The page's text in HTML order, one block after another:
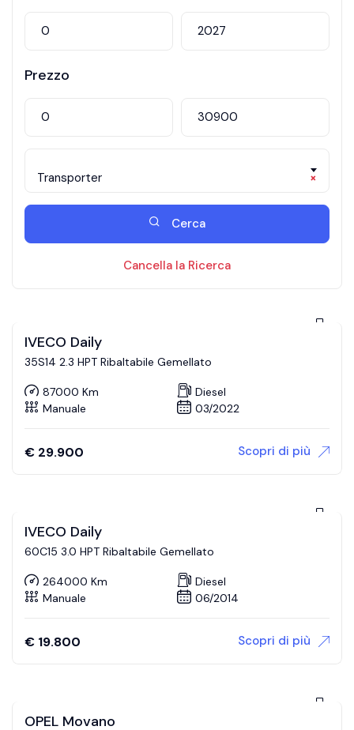
Prezzo
×
Transporter
Cerca
Cancella la Ricerca
IVECO Daily
35S14 2.3 HPT Ribaltabile Gemellato
87000 Km
Diesel
Manuale
03/2022
€ 29.900 Scopri di più
IVECO Daily
60C15 3.0 HPT Ribaltabile Gemellato
264000 Km
Diesel
Manuale
06/2014
€ 19.800 Scopri di più
OPEL Movano